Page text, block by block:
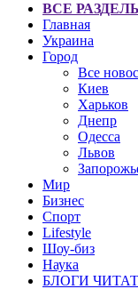
ВСЕ
Главная
Украина
Город
Все
Киев
Харьков
Днепр
Одесса
Львов
Мир
Бизнес
Спорт
Lifestyle
Шоу-биз
Наука
БЛОГИ